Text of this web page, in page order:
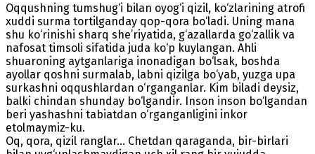
Oqqushning tumshug‘i bilan oyog‘i qizil, ko‘zlarining atrofi
xuddi surma tortilganday qop-qora bo‘ladi. Uning mana
shu ko‘rinishi sharq she’riyatida, g‘azallarda go‘zallik va
nafosat timsoli sifatida juda ko‘p kuylangan. Ahli
shuaroning aytganlariga inonadigan bo‘lsak, boshda
ayollar qoshni surmalab, labni qizilga bo‘yab, yuzga upa
surkashni oqqushlardan o‘rganganlar. Kim biladi deysiz,
balki chindan shunday bo‘lgandir. Inson inson bo‘lgandan
beri yashashni tabiatdan o‘rganganligini inkor
etolmaymiz-ku.
Oq, qora, qizil ranglar... Chetdan qaraganda, bir-birlari